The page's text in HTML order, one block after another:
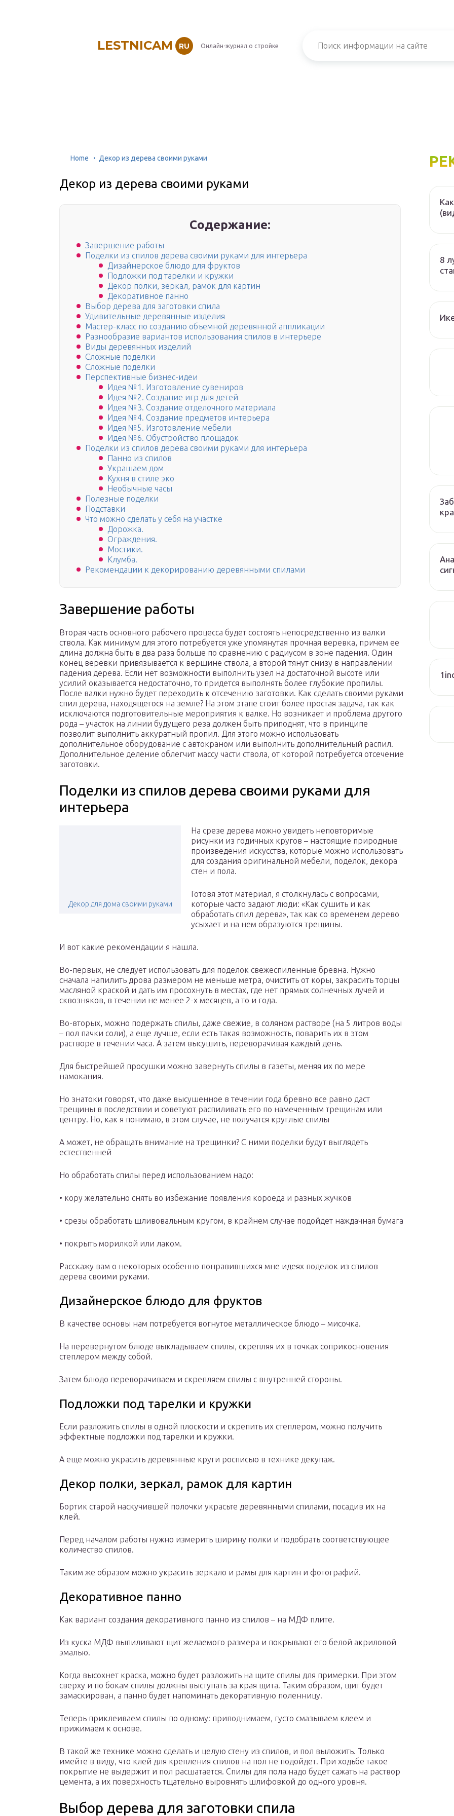
LESTNICAM RU Онлайн-журнал о стройке
Home Декор из дерева своими руками
Декор из дерева своими руками
Содержание:
Завершение работы
Поделки из спилов дерева своими руками для интерьера
Дизайнерское блюдо для фруктов
Подложки под тарелки и кружки
Декор полки, зеркал, рамок для картин
Декоративное панно
Выбор дерева для заготовки спила
Удивительные деревянные изделия
Мастер-класс по созданию объемной деревянной аппликации
Разнообразие вариантов использования спилов в интерьере
Виды деревянных изделий
Сложные поделки
Сложные поделки
Перспективные бизнес-идеи
Идея №1. Изготовление сувениров
Идея №2. Создание игр для детей
Идея №3. Создание отделочного материала
Идея №4. Создание предметов интерьера
Идея №5. Изготовление мебели
Идея №6. Обустройство площадок
Поделки из спилов дерева своими руками для интерьера
Панно из спилов
Украшаем дом
Кухня в стиле эко
Необычные часы
Полезные поделки
Подставки
Что можно сделать у себя на участке
Дорожка.
Ограждения.
Мостики.
Клумба.
Рекомендации к декорированию деревянными спилами
Завершение работы
Вторая часть основного рабочего процесса будет состоять непосредственно из валки
ствола. Как минимум для этого потребуется уже упомянутая прочная веревка, причем ее
длина должна быть в два раза больше по сравнению с радиусом в зоне падения. Один
конец веревки привязывается к вершине ствола, а второй тянут снизу в направлении
падения дерева. Если нет возможности выполнить узел на достаточной высоте или
усилий оказывается недостаточно, то придется выполнять более глубокие пропилы.
После валки нужно будет переходить к отсечению заготовки. Как сделать своими руками
спил дерева, находящегося на земле? На этом этапе стоит более простая задача, так как
исключаются подготовительные мероприятия к валке. Но возникает и проблема другого
рода – участок на линии будущего реза должен быть приподнят, что в принципе
позволит выполнить аккуратный пропил. Для этого можно использовать
дополнительное оборудование с автокраном или выполнить дополнительный распил.
Дополнительное деление облегчит массу части ствола, от которой потребуется отсечение
заготовки.
Поделки из спилов дерева своими руками для
интерьера
Декор для дома своими руками
На срезе дерева можно увидеть неповторимые
рисунки из годичных кругов – настоящие природные
произведения искусства, которые можно использовать
для создания оригинальной мебели, поделок, декора
стен и пола.
Готовя этот материал, я столкнулась с вопросами,
которые часто задают люди: «Как сушить и как
обработать спил дерева», так как со временем дерево
усыхает и на нем образуются трещины.
И вот какие рекомендации я нашла.
Во-первых, не следует использовать для поделок свежеспиленные бревна. Нужно
сначала напилить дрова размером не меньше метра, очистить от коры, закрасить торцы
масляной краской и дать им просохнуть в местах, где нет прямых солнечных лучей и
сквозняков, в течении не менее 2-х месяцев, а то и года.
Во-вторых, можно подержать спилы, даже свежие, в соляном растворе (на 5 литров воды
– пол пачки соли), а еще лучше, если есть такая возможность, поварить их в этом
растворе в течении часа. А затем высушить, переворачивая каждый день.
Для быстрейшей просушки можно завернуть спилы в газеты, меняя их по мере
намокания.
Но знатоки говорят, что даже высушенное в течении года бревно все равно даст
трещины в последствии и советуют распиливать его по намеченным трещинам или
центру. Но, как я понимаю, в этом случае, не получатся круглые спилы
А может, не обращать внимание на трещинки? С ними поделки будут выглядеть
естественней
Но обработать спилы перед использованием надо:
• кору желательно снять во избежание появления короеда и разных жучков
• срезы обработать шливовальным кругом, в крайнем случае подойдет наждачная бумага
• покрыть морилкой или лаком.
Расскажу вам о некоторых особенно понравившихся мне идеях поделок из спилов
дерева своими руками.
Дизайнерское блюдо для фруктов
В качестве основы нам потребуется вогнутое металлическое блюдо – мисочка.
На перевернутом блюде выкладываем спилы, скрепляя их в точках соприкосновения
степлером между собой.
Затем блюдо переворачиваем и скрепляем спилы с внутренней стороны.
Подложки под тарелки и кружки
Если разложить спилы в одной плоскости и скрепить их степлером, можно получить
эффектные подложки под тарелки и кружки.
А еще можно украсить деревянные круги росписью в технике декупаж.
Декор полки, зеркал, рамок для картин
Бортик старой наскучившей полочки украсьте деревянными спилами, посадив их на
клей.
Перед началом работы нужно измерить ширину полки и подобрать соответствующее
количество спилов.
Таким же образом можно украсить зеркало и рамы для картин и фотографий.
Декоративное панно
Как вариант создания декоративного панно из спилов – на МДФ плите.
Из куска МДФ выпиливают щит желаемого размера и покрывают его белой акриловой
эмалью.
Когда высохнет краска, можно будет разложить на щите спилы для примерки. При этом
сверху и по бокам спилы должны выступать за края щита. Таким образом, щит будет
замаскирован, а панно будет напоминать декоративную поленницу.
Теперь приклеиваем спилы по одному: приподнимаем, густо смазываем клеем и
прижимаем к основе.
В такой же технике можно сделать и целую стену из спилов, и пол выложить. Только
имейте в виду, что клей для крепления спилов на пол не подойдет. При ходьбе такое
покрытие не выдержит и пол расшатается. Спилы для пола надо будет сажать на раствор
цемента, а их поверхность тщательно выровнять шлифовкой до одного уровня.
Выбор дерева для заготовки спила
8